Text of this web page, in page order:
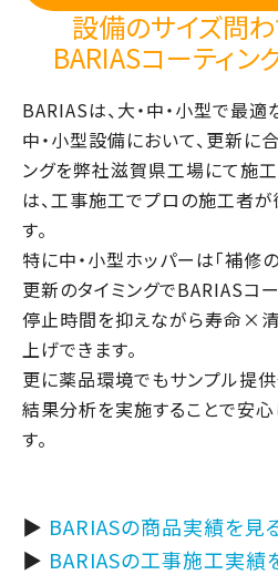
設備のサイズ問
BARIASコーティン
BARIASは、大・中・小型で最
中・小型設備において、更新に
ングを弊社滋賀県工場にて施
は、工事施工でプロの施工者
す。
特に中・小型ホッパーは「補修
更新のタイミングでBARIASコ
停止時間を抑えながら寿命×
上げできます。
更に薬品環境でもサンプル
結果分析を実施することで安
す。
▶ BARIASの商品実績を見
▶ BARIASの工事施工実績